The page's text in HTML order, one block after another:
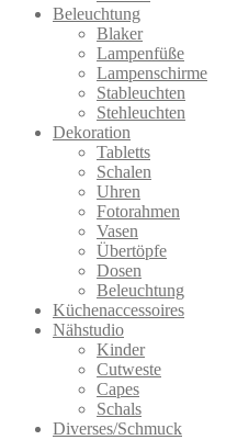
Beleuchtung
Blaker
Lampenfüße
Lampenschirme
Stableuchten
Stehleuchten
Dekoration
Tabletts
Schalen
Uhren
Fotorahmen
Vasen
Übertöpfe
Dosen
Beleuchtung
Küchenaccessoires
Nähstudio
Kinder
Cutweste
Capes
Schals
Diverses/Schmuck